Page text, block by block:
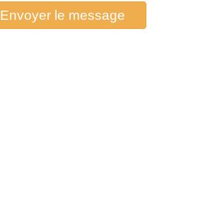
Envoyer le message